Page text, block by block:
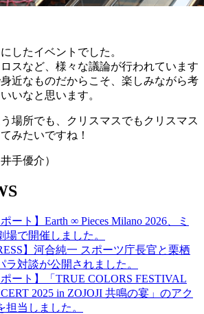
したイベントでした。
スなど、様々な議論が行われています
近なものだからこそ、楽しみながら考
いなと思います。
場所でも、クリスマスでもクリスマス
みたいですね！
手優介）
ポート】Earth ∞ Pieces Milano 2026、ミ
場で開催しました。
】河合純一 スポーツ庁長官と栗栖
ラ対談が公開されました。
ポート】「TRUE COLORS FESTIVAL
2025 in ZOJOJI 共鳴の宴」のアク
担当しました。